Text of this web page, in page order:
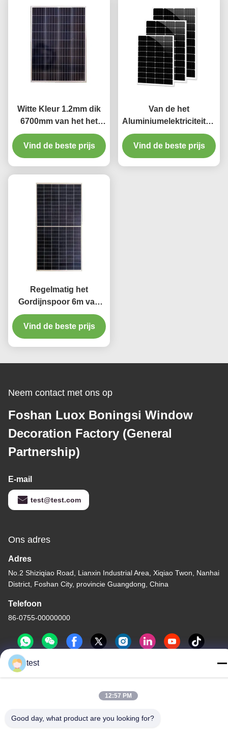
Witte Kleur 1.2mm dik
6700mm van het het
Gordijnspoor van het
Lengtealuminium de
Witte Kleur
Vind de beste prijs
Van de het
van de huisdecoratie
Gemakkelijk Schoon de
Gordijnenspoor 4m
Vind de beste prijs
Regelmatig het
Gordijnspoor 6m van
het Diaaluminium
Gordijnspoor met Alle
Toebehoren
Vind de beste prijs
Neem contact met ons op
Foshan Luox Boningsi Window
Decoration Factory (General
Partnership)
E-mail
test@test.com
Ons adres
Adres
No.2 Shiziqiao Road, Lianxin Industrial Area, Xiqiao Twon, Nanhai
District, Foshan City, provincie Guangdong, China
Telefoon
86-0755-00000000
Privacybeleid|Sitemap
China Goede kwaliteit Het Spoor van het aluminiumgordijn
test
12:57 PM
Good day, what product are you looking for?